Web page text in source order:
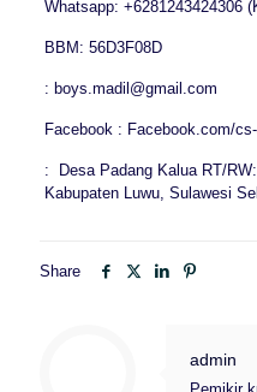
Whatsapp: +6281243424306
BBM: 56D3F08D
: boys.madil@gmail.com
Facebook : Facebook.com/
: Desa Padang Kalua RT/
Kabupaten Luwu, Sulawesi
Share
admin